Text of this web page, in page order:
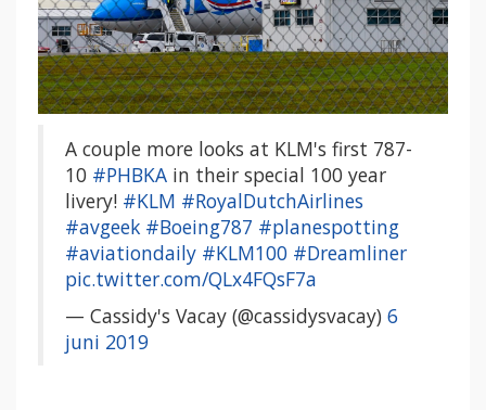
A couple more looks at KLM's first 787-
10 #PHBKA in their special 100 year
livery! #KLM #RoyalDutchAirlines
#avgeek #Boeing787 #planespotting
#aviationdaily #KLM100 #Dreamliner
pic.twitter.com/QLx4FQsF7a
— Cassidy's Vacay (@cassidysvacay) 6
juni 2019